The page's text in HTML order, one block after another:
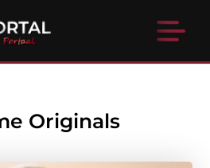
Originals